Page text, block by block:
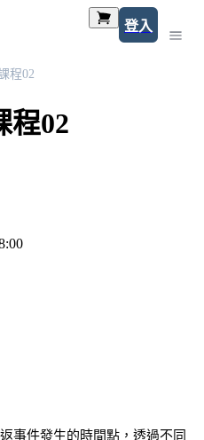
登入
程02
程02
事件發生的時間點，透過不同